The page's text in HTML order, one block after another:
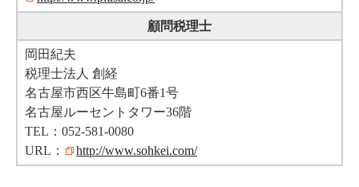
顧問税理士
岡田紀夫
税理士法人 創経
名古屋市西区牛島町6番1号
名古屋ルーセントタワー36階
TEL：052-581-0080
URL：
http://www.sohkei.com/